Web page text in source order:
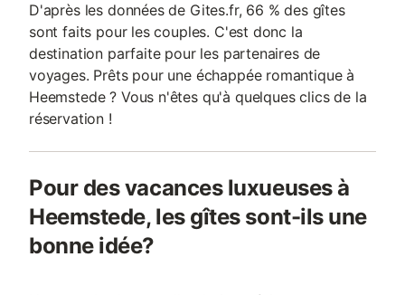
D'après les données de Gites.fr, 66 % des gîtes
sont faits pour les couples. C'est donc la
destination parfaite pour les partenaires de
voyages. Prêts pour une échappée romantique à
Heemstede ? Vous n'êtes qu'à quelques clics de la
réservation !
Pour des vacances luxueuses à
Heemstede, les gîtes sont-ils une
bonne idée?